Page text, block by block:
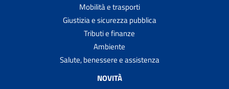
Mobilità e trasporti
Giustizia e sicurezza pubblica
Tributi e finanze
Ambiente
Salute, benessere e assistenza
NOVITÀ